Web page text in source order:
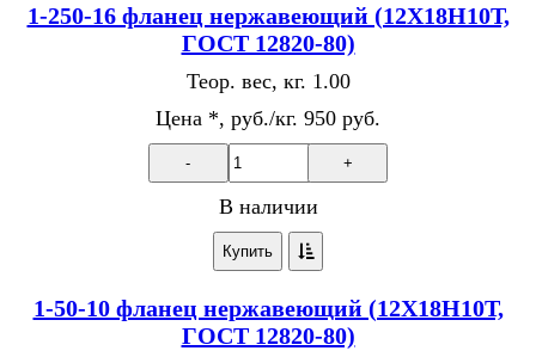
1-250-16 фланец нержавеющий (12Х18Н10Т,
ГОСТ 12820-80)
Теор. вес, кг. 1.00
Цена *, руб./кг. 950 руб.
- +
В наличии
Купить
1-50-10 фланец нержавеющий (12Х18Н10Т,
ГОСТ 12820-80)